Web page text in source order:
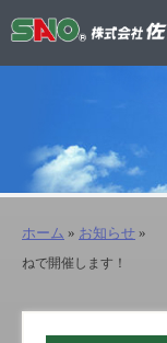
ホーム » お知らせ »
ねで開催します！